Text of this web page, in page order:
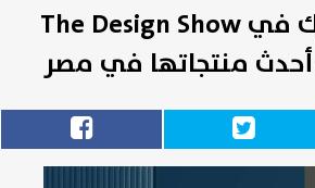
إيديال تشارك في The Design Show
منتجاتها في مصر